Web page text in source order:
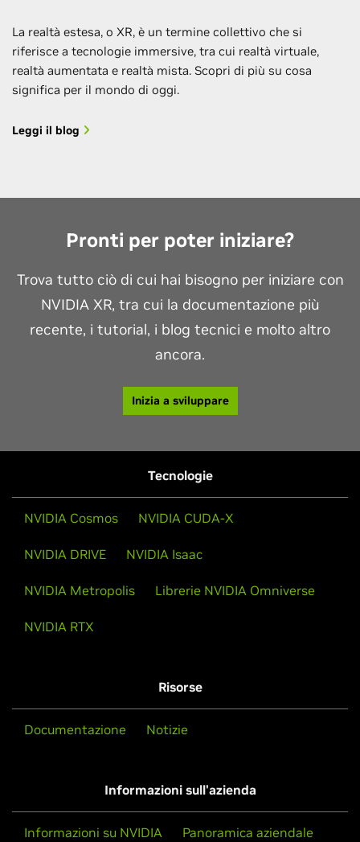
La realtà estesa, o XR, è un termine collettivo che si
riferisce a tecnologie immersive, tra cui realtà virtuale,
realtà aumentata e realtà mista. Scopri di più su cosa
significa per il mondo di oggi.
Leggi il blog
Pronti per poter iniziare?
Trova tutto ciò di cui hai bisogno per iniziare con
NVIDIA XR, tra cui la documentazione più
recente, i tutorial, i blog tecnici e molto altro
ancora.
Inizia a sviluppare
Tecnologie
NVIDIA Cosmos NVIDIA CUDA-X
NVIDIA DRIVE NVIDIA Isaac
NVIDIA Metropolis Librerie NVIDIA Omniverse
NVIDIA RTX
Risorse
Documentazione Notizie
Informazioni sull'azienda
Informazioni su NVIDIA Panoramica aziendale